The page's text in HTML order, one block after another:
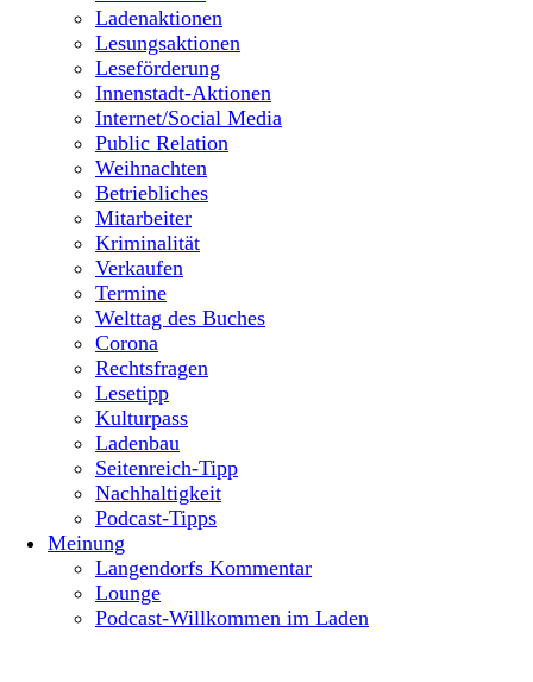
Ladenaktionen
Lesungsaktionen
Leseförderung
Innenstadt-Aktionen
Internet/Social Media
Public Relation
Weihnachten
Betriebliches
Mitarbeiter
Kriminalität
Verkaufen
Termine
Welttag des Buches
Corona
Rechtsfragen
Lesetipp
Kulturpass
Ladenbau
Seitenreich-Tipp
Nachhaltigkeit
Podcast-Tipps
Meinung
Langendorfs Kommentar
Lounge
Podcast-Willkommen im Laden